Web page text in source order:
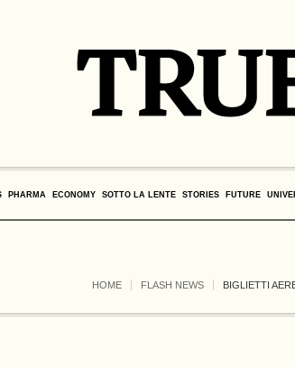
PHARMA ECONOMY SOTTO LA LENTE STORIES FUTURE
HOME FLASH NEWS BIGLIETTI